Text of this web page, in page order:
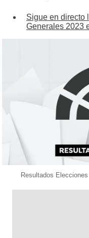
Sigue en directo
Generales 2023
Resultados